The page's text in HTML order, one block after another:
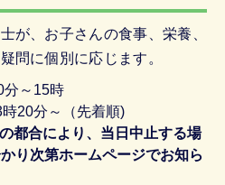
が、お子さんの食事、栄養、
問に個別に応じます。
分～15時
20分～（先着順)
都合により、当日中止する場
り次第ホームページでお知ら